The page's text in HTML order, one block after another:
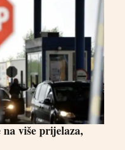
više prijelaza,